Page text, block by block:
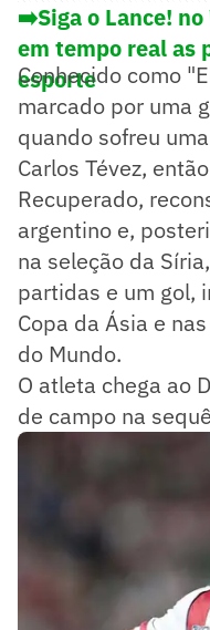
➡️Siga o Lance!
em tempo real as
esporte
Conhecido como
marcado por uma
quando sofreu
Carlos Tévez,
Recuperado,
argentino e,
na seleção da
partidas e um gol,
Copa da Ásia e
do Mundo.
O atleta chega ao
de campo na